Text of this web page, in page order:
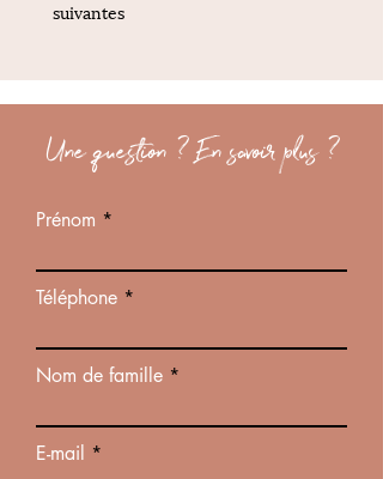
suivantes
Une question ? En savoir plus ?
Prénom
Téléphone
Nom de famille
E-mail